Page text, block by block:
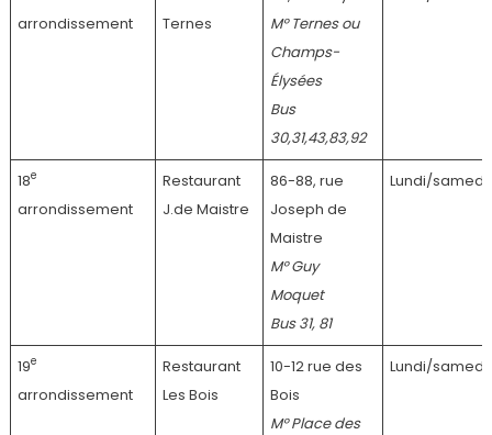
arrondissement
Ternes
M° Ternes ou
Champs-
Élysées
Bus
30,31,43,83,92
18e
arrondissement
Restaurant
J.de Maistre
86-88, rue
Joseph de
Maistre
M° Guy
Moquet
Bus 31, 81
Lundi/samedi
19e
arrondissement
Restaurant
Les Bois
10-12 rue des
Bois
M° Place des
Lundi/samedi